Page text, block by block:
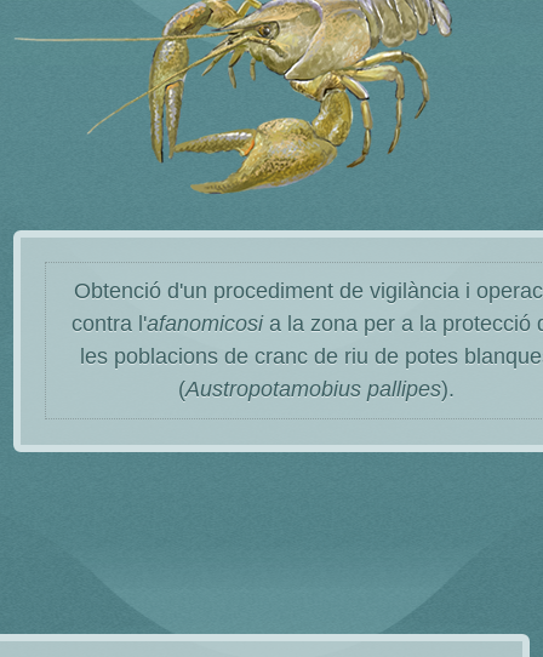
Obtenció d'un procediment de vigilància i
contra l'afanomicosia la zona per a la protecció
les poblacions de cranc de riu de potes
(Austropotamobius pallipes).